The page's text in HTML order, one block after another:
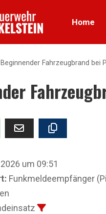
Home
Beginnender Fahrzeugbrand bei
um 09:51
Funkmeldeempfänger